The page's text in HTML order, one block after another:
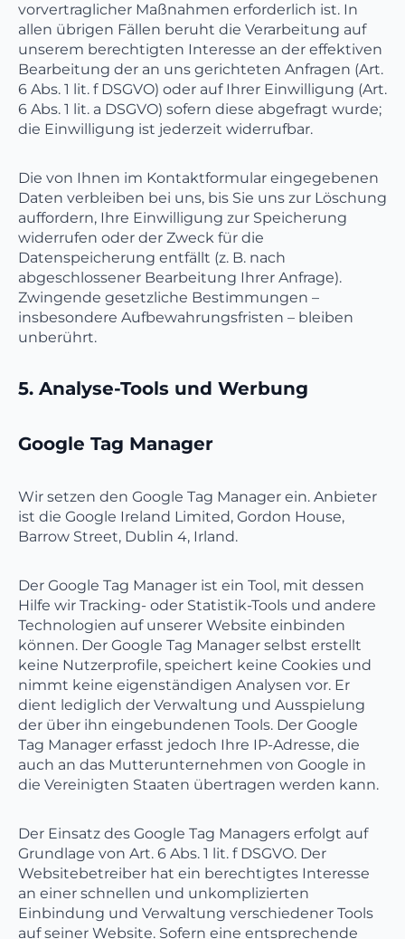
vorvertraglicher Maßnahmen erforderlich ist. In
allen übrigen Fällen beruht die Verarbeitung auf
unserem berechtigten Interesse an der effektiven
Bearbeitung der an uns gerichteten Anfragen (Art.
6 Abs. 1 lit. f DSGVO) oder auf Ihrer Einwilligung (Art.
6 Abs. 1 lit. a DSGVO) sofern diese abgefragt wurde;
die Einwilligung ist jederzeit widerrufbar.
Die von Ihnen im Kontaktformular eingegebenen
Daten verbleiben bei uns, bis Sie uns zur Löschung
auffordern, Ihre Einwilligung zur Speicherung
widerrufen oder der Zweck für die
Datenspeicherung entfällt (z. B. nach
abgeschlossener Bearbeitung Ihrer Anfrage).
Zwingende gesetzliche Bestimmungen –
insbesondere Aufbewahrungsfristen – bleiben
unberührt.
5. Analyse-Tools und Werbung
Google Tag Manager
Wir setzen den Google Tag Manager ein. Anbieter
ist die Google Ireland Limited, Gordon House,
Barrow Street, Dublin 4, Irland.
Der Google Tag Manager ist ein Tool, mit dessen
Hilfe wir Tracking- oder Statistik-Tools und andere
Technologien auf unserer Website einbinden
können. Der Google Tag Manager selbst erstellt
keine Nutzerprofile, speichert keine Cookies und
nimmt keine eigenständigen Analysen vor. Er
dient lediglich der Verwaltung und Ausspielung
der über ihn eingebundenen Tools. Der Google
Tag Manager erfasst jedoch Ihre IP-Adresse, die
auch an das Mutterunternehmen von Google in
die Vereinigten Staaten übertragen werden kann.
Der Einsatz des Google Tag Managers erfolgt auf
Grundlage von Art. 6 Abs. 1 lit. f DSGVO. Der
Websitebetreiber hat ein berechtigtes Interesse
an einer schnellen und unkomplizierten
Einbindung und Verwaltung verschiedener Tools
auf seiner Website. Sofern eine entsprechende